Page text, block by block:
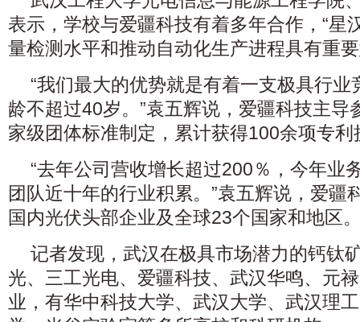
表示，学校与爱疆科技有着多年合作，“星
量检测水平和推动自动化生产进程具有重
“我们最大的优势就是有着一支极具行
龄不超过40岁。”袁五辉说，爱疆科技主导
家级团体标准制定，累计获得100余项专利
“去年公司营收增长超过200％，今年业
团队近十年的行业积累。”袁五辉说，爱疆
国内光伏头部企业及全球23个国家和地区
记者发现，武汉在极具市场潜力的钙钛
光、三工光电、爱疆科技、武汉华鸣、元
业，有华中科技大学、武汉大学、武汉理